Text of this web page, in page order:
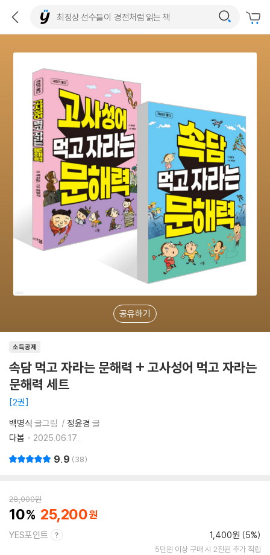
공유하기
소득공제
속담 먹고 자라는 문해력 + 고사성어 먹고 자라는
문해력 세트
2권
백명식 글그림 정윤경 글
다봄
2025.06.17.
9.9 38
28,000원
10 25,200
YES포인트 1,400원 (5%)
5만원 이상 구매 시 2천원 추가 적립